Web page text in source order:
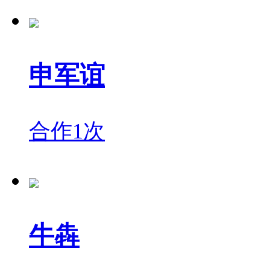
申军谊
合作1次
牛犇